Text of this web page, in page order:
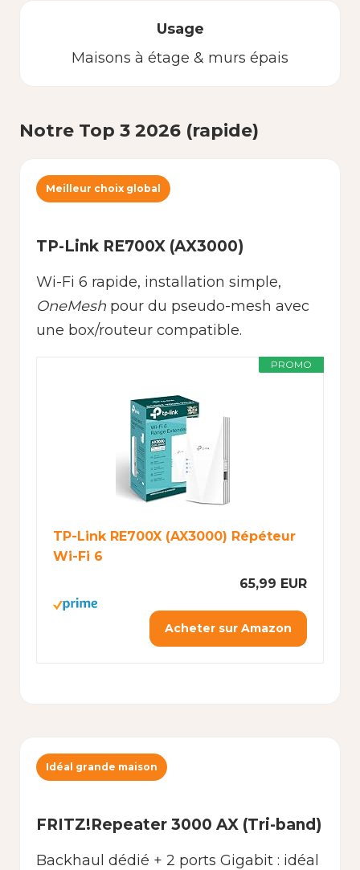
Usage
Maisons à étage & murs épais
Notre Top 3 2026 (rapide)
Meilleur choix global
TP-Link RE700X (AX3000)
Wi-Fi 6 rapide, installation simple,
OneMesh pour du pseudo-mesh avec
une box/routeur compatible.
PROMO
TP-Link RE700X (AX3000) Répéteur
Wi-Fi 6
65,99 EUR
Acheter sur Amazon
Idéal grande maison
FRITZ!Repeater 3000 AX (Tri-band)
Backhaul dédié + 2 ports Gigabit : idéal